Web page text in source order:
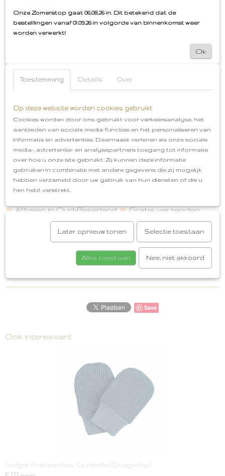
Goede pasvorm
Combineer de Bloomers bijvoorbeeld met de
bijpassende Lodger rompers en/of slofjes uit onze
webshop. Zo creëer je een mooi bijpassend setje.
Voor de warme zonnige dagen kan je ervoor kiezen
om een bijpassend mutsje erbij te combineren, als
van gebreid katoen en zijn ademend en zacht.
Voor tijdens de wat frissere dagen kan je ervoor
kiezen om een maillot onder de bloomer te dragen of
lange kniekousen. Een romper met lange mouwen
boven de bloomer of over de romper met korte
mouwen een vestje te dragen. Er zijn verschillende
opties mogelijk.
Bloomer
Merk: Lodger
Kleur: Ocean Tribe
Flower (blauwtinten)
Afhalen in Oud-Beijerland
Gratis verzenden
vanaf €50,00
Save
Ook interessant
Lodger Krabwantjes Ciumbelle [ Dragonfly ]
Onze Zomerstop gaat 06.08.26 in. Dit betekend dat de
bestelllingen vanaf 01.09.26 in volgorde van binnenkomst weer
worden verwerkt!
Ok
Toestemming Details Over
Op deze website worden cookies gebruikt
Cookies worden door ons gebruikt voor verkeersanalyse, het
aanbieden van sociale media-functies en het personaliseren van
informatie en advertenties. Daarnaast verlenen we onze sociale
media-, advertentie- en analysepartners toegang tot informatie
over hoe u onze site gebruikt. Zij kunnen deze informatie
gebruiken in combinatie met andere gegevens die zij mogelijk
hebben verzameld door uw gebruik van hun diensten of die u
hen hebt verstrekt.
Later opnieuw tonen Selectie toestaan
Alles toestaan Nee, niet akkoord